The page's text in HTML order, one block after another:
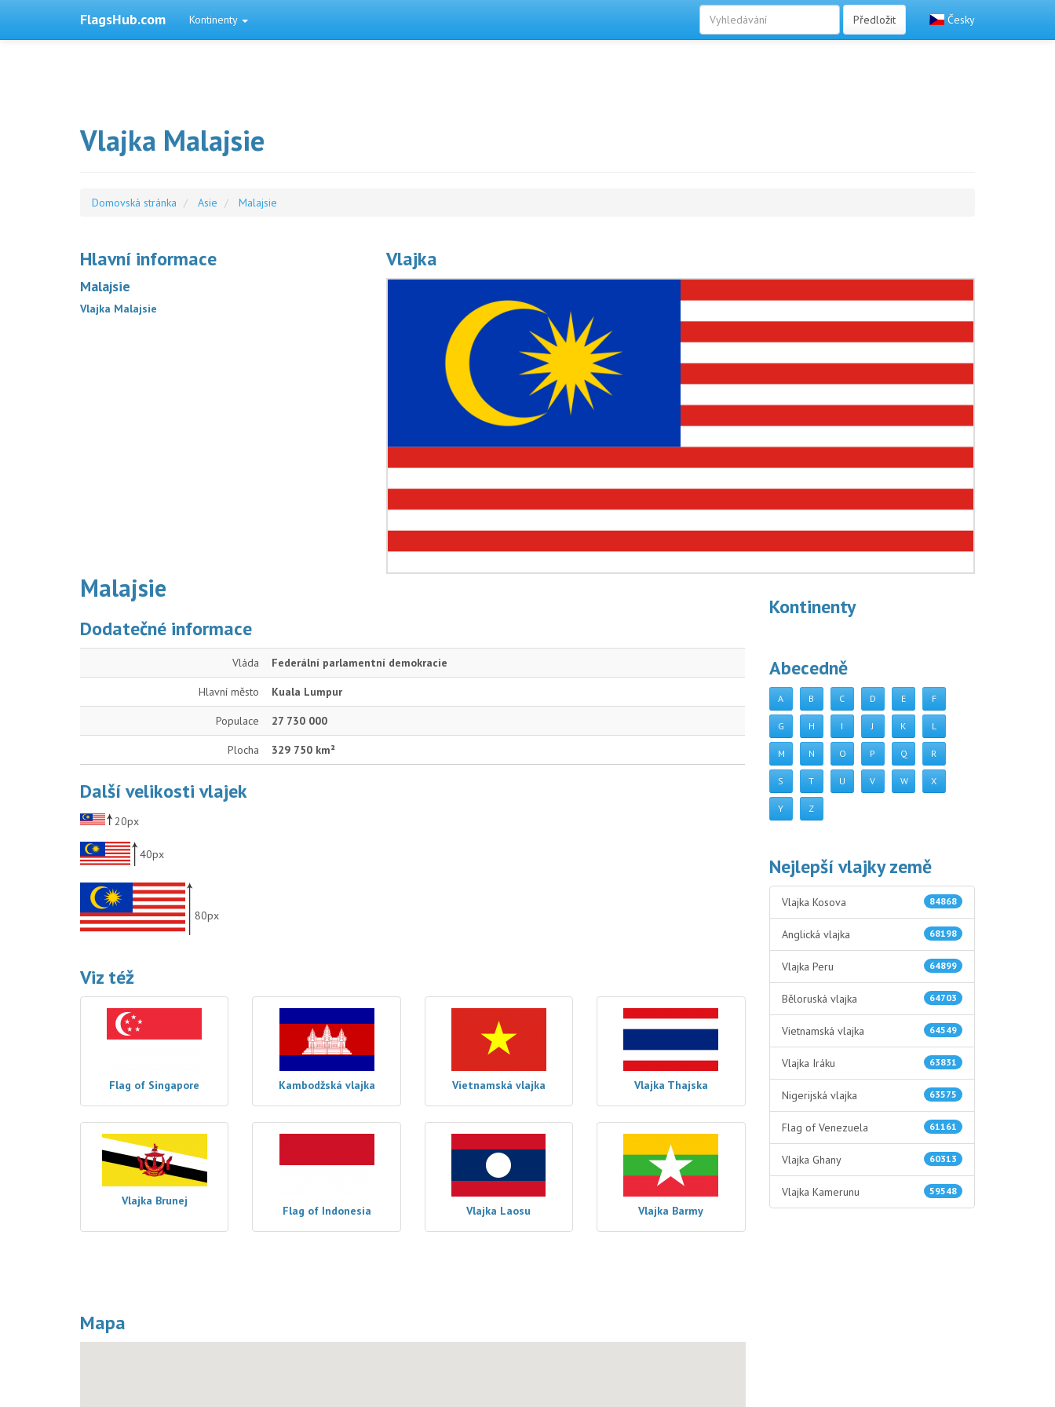
FlagsHub.com Kontinenty Česky
Předložit
Vlajka Malajsie
Domovská stránka Asie Malajsie
Hlavní informace
Malajsie
Vlajka Malajsie
Vlajka
Malajsie
Dodatečné informace
Vláda Federální parlamentní demokracie
Hlavní město Kuala Lumpur
Populace 27 730 000
Plocha 329 750 km²
Další velikosti vlajek
20px
40px
80px
Viz též
Flag of Singapore Kambodžská vlajka Vietnamská vlajka Vlajka Thajska
Vlajka Brunej
Flag of Indonesia Vlajka Laosu Vlajka Barmy
Mapa
Kontinenty
Abecedně
A B C D E F
G H I J K L
M N O P Q R
S T U V W X
Y Z
Nejlepší vlajky země
84868
Vlajka Kosova
68198
Anglická vlajka
64899
Vlajka Peru
64703
Běloruská vlajka
64549
Vietnamská vlajka
63831
Vlajka Iráku
63575
Nigerijská vlajka
61161
Flag of Venezuela
60313
Vlajka Ghany
59548
Vlajka Kamerunu